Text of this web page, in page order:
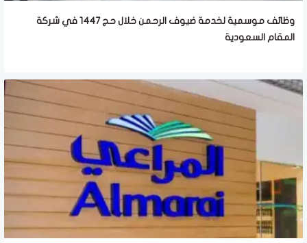
وظائف موسمية لخدمة ضيوف الرحمن خلال حج 1447 في شركة
المقام السعودية